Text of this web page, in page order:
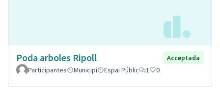
Poda arboles Ripoll
Acceptada
Participantes
Municipi Espai Públic 1 0